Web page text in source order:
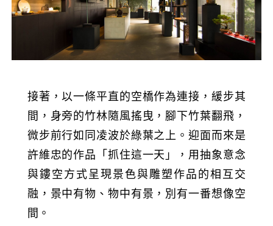
接著，以一條平直的空橋作為連接，緩步其
間，身旁的竹林隨風搖曳，腳下竹葉翻飛，
微步前行如同凌波於綠葉之上。迎面而來是
許維忠的作品「抓住這一天」，用抽象意念
與鏤空方式呈現景色與雕塑作品的相互交
融，景中有物、物中有景，別有一番想像空
間。